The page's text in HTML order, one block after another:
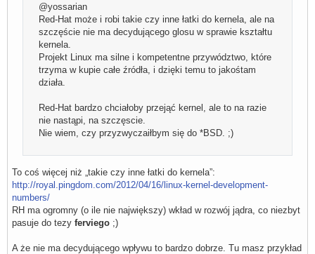
@yossarian
Red-Hat może i robi takie czy inne łatki do kernela, ale na
szczęście nie ma decydującego glosu w sprawie kształtu
kernela.
Projekt Linux ma silne i kompetentne przywództwo, które
trzyma w kupie całe źródła, i dzięki temu to jakośtam
działa.
Red-Hat bardzo chciałoby przejąć kernel, ale to na razie
nie nastąpi, na szczęscie.
Nie wiem, czy przyzwyczaiłbym się do *BSD. ;)
To coś więcej niż „takie czy inne łatki do kernela”:
http://royal.pingdom.com/2012/04/16/linux-kernel-development-
numbers/
RH ma ogromny (o ile nie największy) wkład w rozwój jądra, co niezbyt
pasuje do tezy ferviego ;)
A że nie ma decydującego wpływu to bardzo dobrze. Tu masz przykład